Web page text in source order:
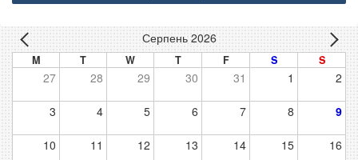
Серпень 2026
M T W T F S S
27 28 29 30 31 1 2
3 4 5 6 7 8 9
10 11 12 13 14 15 16